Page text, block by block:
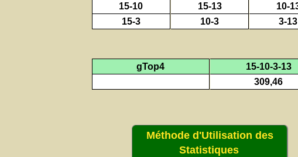
15-10
15-13
10-
15-3
10-3 3-13
gTop4
15-10-3-13
309,46
Méthode d'Utilisation des
Statistiques